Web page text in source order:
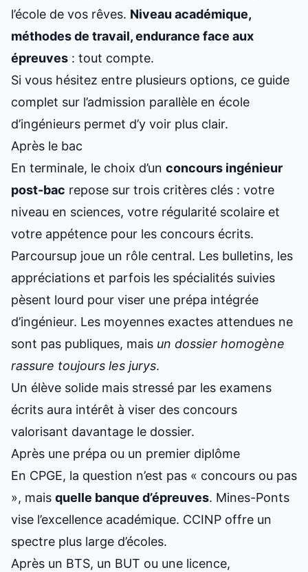
l’école de vos rêves. Niveau académique,
méthodes de travail, endurance face aux
épreuves : tout compte.
Si vous hésitez entre plusieurs options, ce guide
complet sur l’admission parallèle en école
d’ingénieurs permet d’y voir plus clair.
Après le bac
En terminale, le choix d’un concours ingénieur
post-bac repose sur trois critères clés : votre
niveau en sciences, votre régularité scolaire et
votre appétence pour les concours écrits.
Parcoursup joue un rôle central. Les bulletins, les
appréciations et parfois les spécialités suivies
pèsent lourd pour viser une prépa intégrée
d’ingénieur. Les moyennes exactes attendues ne
sont pas publiques, mais un dossier homogène
rassure toujours les jurys.
Un élève solide mais stressé par les examens
écrits aura intérêt à viser des concours
valorisant davantage le dossier.
Après une prépa ou un premier diplôme
En CPGE, la question n’est pas « concours ou pas
», mais quelle banque d’épreuves. Mines-Ponts
vise l’excellence académique. CCINP offre un
spectre plus large d’écoles.
Après un BTS, un BUT ou une licence,